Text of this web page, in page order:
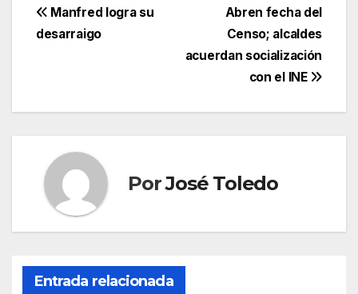
Navegación
Abren fecha del
Censo; alcaldes
acuerdan socialización
con el INE
Manfred logra su
desarraigo
PorJosé Toledo
Entrada relacionada